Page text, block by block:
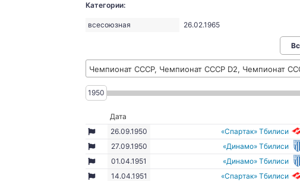
Категории:
всесоюзная 26.02.1965
Чемпионат СССР, Чемпионат СССР D2, Чемпионат
1950
Дата
26.09.1950
«Спартак» Тбилиси
27.09.1950
«Динамо» Тбилиси
01.04.1951
«Динамо» Тбилиси
14.04.1951
«Спартак» Тбилиси